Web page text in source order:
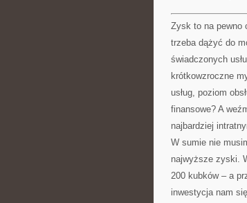
Zysk to na pewno
trzeba dążyć do
świadczonych
krótkowzroczne
usług, poziom
finansowe? A
najbardziej
W sumie nie
najwyższe zyski.
200 kubków – a
inwestycja nam